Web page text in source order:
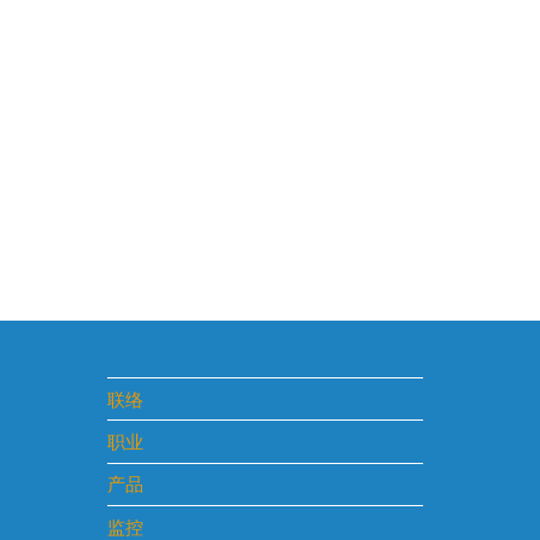
联络
职业
产品
监控